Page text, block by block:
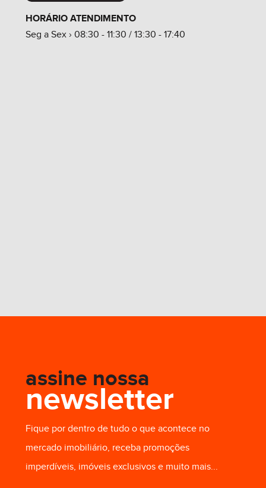
HORÁRIO ATENDIMENTO
Seg a Sex › 08:30 - 11:30 / 13:30 - 17:40
assine nossa
newsletter
Fique por dentro de tudo o que acontece no
mercado imobiliário, receba promoções
imperdíveis, imóveis exclusivos e muito mais...